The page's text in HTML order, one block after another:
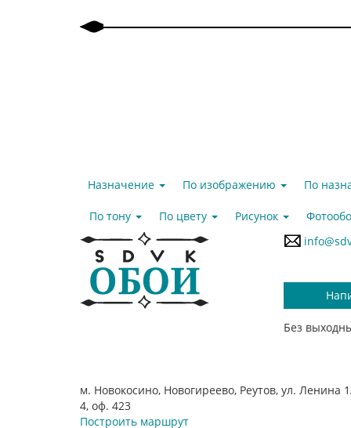
Назначение По изображению По
По тону По цвету Рисунок
Без
м. Новокосино, Новогиреево, Реутов, ул. Ленина
4, оф. 423
Построить маршрут